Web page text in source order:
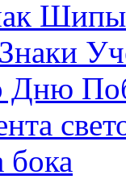
Шипы
Дню
бока